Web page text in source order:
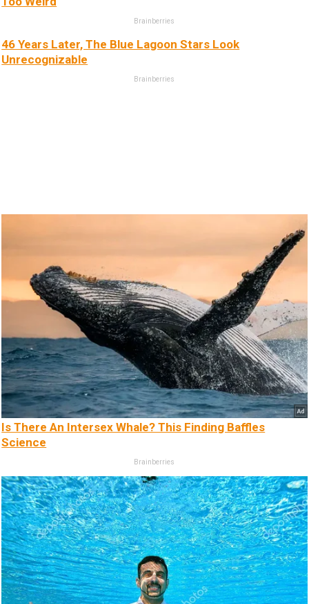
Brainberries
46 Years Later, The Blue Lagoon Stars Look
Unrecognizable
Brainberries
Is There An Intersex Whale? This Finding Baffles
Science
Brainberries